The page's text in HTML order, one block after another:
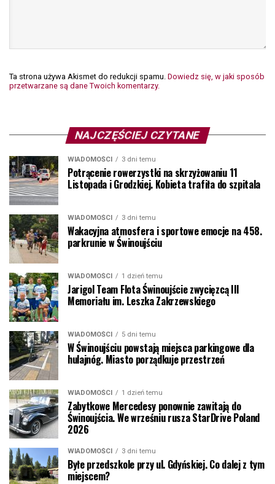
Ta strona używa Akismet do redukcji spamu. Dowiedz się, w jaki sposób
przetwarzane są dane Twoich komentarzy.
NAJCZĘŚCIEJ CZYTANE
WIADOMOŚCI 3 dni temu
Potrącenie rowerzystki na skrzyżowaniu 11
Listopada i Grodzkiej. Kobieta trafiła do szpitala
WIADOMOŚCI 3 dni temu
Wakacyjna atmosfera i sportowe emocje na 458.
parkrunie w Świnoujściu
WIADOMOŚCI 1 dzień temu
Jarigol Team Flota Świnoujście zwycięzcą III
Memoriału im. Leszka Zakrzewskiego
WIADOMOŚCI 5 dni temu
W Świnoujściu powstają miejsca parkingowe dla
hulajnóg. Miasto porządkuje przestrzeń
WIADOMOŚCI 1 dzień temu
Zabytkowe Mercedesy ponownie zawitają do
Świnoujścia. We wrześniu rusza StarDrive Poland
2026
WIADOMOŚCI 3 dni temu
Byłe przedszkole przy ul. Gdyńskiej. Co dalej z tym
miejscem?